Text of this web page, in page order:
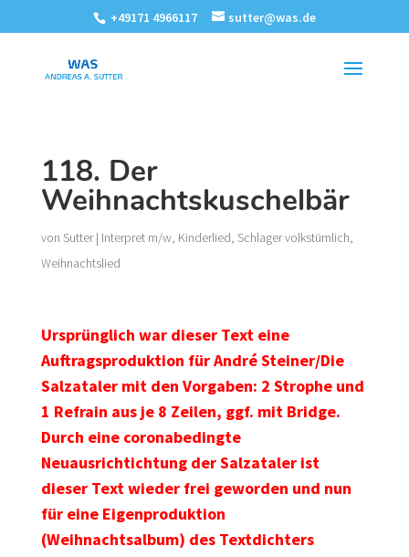
+49171 4966117 sutter@was.de
118. Der
Weihnachtskuschelbär
von Sutter| Interpret m/w, Kinderlied, Schlager volkstümlich,
Weihnachtslied
Ursprünglich war dieser Text eine
Auftragsproduktion für André Steiner/Die
Salzataler mit den Vorgaben: 2 Strophe und
1 Refrain aus je 8 Zeilen, ggf. mit Bridge.
Durch eine coronabedingte
Neuausrichtichtung der Salzataler ist
dieser Text wieder frei geworden und nun
für eine Eigenproduktion
(Weihnachtsalbum) des Textdichters